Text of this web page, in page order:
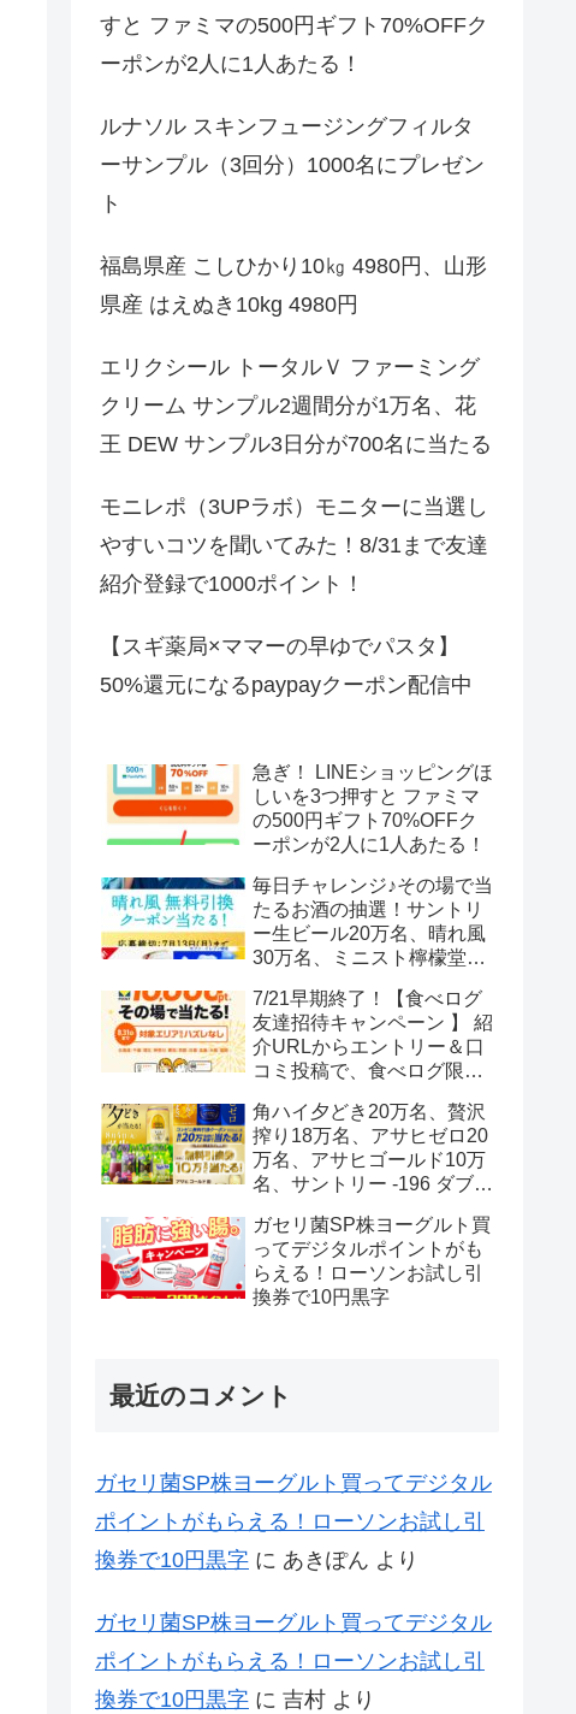
すと ファミマの500円ギフト70%OFFク
ーポンが2人に1人あたる！
ルナソル スキンフュージングフィルタ
ーサンプル（3回分）1000名にプレゼン
ト
福島県産 こしひかり10㎏ 4980円、山形
県産 はえぬき10kg 4980円
エリクシール トータルＶ ファーミング
クリーム サンプル2週間分が1万名、花
王 DEW サンプル3日分が700名に当たる
モニレポ（3UPラボ）モニターに当選し
やすいコツを聞いてみた！8/31まで友達
紹介登録で1000ポイント！
【スギ薬局×ママーの早ゆでパスタ】
50%還元になるpaypayクーポン配信中
急ぎ！ LINEショッピングほ
しいを3つ押すと ファミマ
の500円ギフト70%OFFク
ーポンが2人に1人あたる！
毎日チャレンジ♪その場で当
たるお酒の抽選！サントリ
ー生ビール20万名、晴れ風
30万名、ミニスト檸檬堂2
ボール12.3万名
7/21早期終了！【食べログ
友達招待キャンペーン 】 紹
介URLからエントリー＆口
コミ投稿で、食べログ限定
トがもらえる
角ハイ夕どき20万名、贅沢
搾り18万名、アサヒゼロ20
万名、アサヒゴールド10万
名、サントリー -196 ダブル
ガセリ菌SP株ヨーグルト買
ってデジタルポイントがも
らえる！ローソンお試し引
換券で10円黒字
最近のコメント
ガセリ菌SP株ヨーグルト買ってデジタル
ポイントがもらえる！ローソンお試し引
換券で10円黒字 に あきぽん より
ガセリ菌SP株ヨーグルト買ってデジタル
ポイントがもらえる！ローソンお試し引
換券で10円黒字 に 吉村 より